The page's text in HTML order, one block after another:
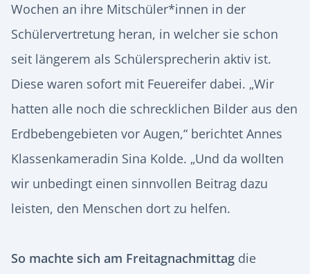
Wochen an ihre Mitschüler*innen in der
Schülervertretung heran, in welcher sie schon
seit längerem als Schülersprecherin aktiv ist.
Diese waren sofort mit Feuereifer dabei. „Wir
hatten alle noch die schrecklichen Bilder aus den
Erdbebengebieten vor Augen,“ berichtet Annes
Klassenkameradin Sina Kolde. „Und da wollten
wir unbedingt einen sinnvollen Beitrag dazu
leisten, den Menschen dort zu helfen.
So machte sich am Freitagnachmittag die